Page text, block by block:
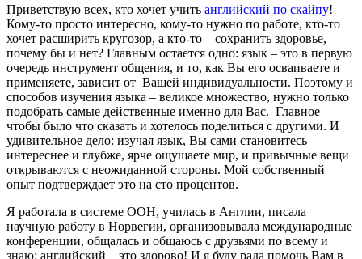
Приветствую всех, кто хочет учить английский по скайпу!
Кому-то просто интересно, кому-то нужно по работе, кто-то
хочет расширить кругозор, а кто-то – сохранить здоровье,
почему бы и нет? Главным остается одно: язык – это в первую
очередь инструмент общения, и то, как Вы его осваиваете и
применяете, зависит от Вашей индивидуальности. Поэтому и
способов изучения языка – великое множество, нужно только
подобрать самые действенные именно для Вас. Главное –
чтобы было что сказать и хотелось поделиться с другими. И
удивительное дело: изучая язык, Вы сами становитесь
интереснее и глубже, ярче ощущаете мир, и привычные вещи
открываются с неожиданной стороны. Мой собственный
опыт подтверждает это на сто процентов.
Я работала в системе ООН, училась в Англии, писала
научную работу в Норвегии, организовывала международные
конференции, общалась и общаюсь с друзьями по всему и
знаю: английский – это здорово! И я буду рада помочь Вам в